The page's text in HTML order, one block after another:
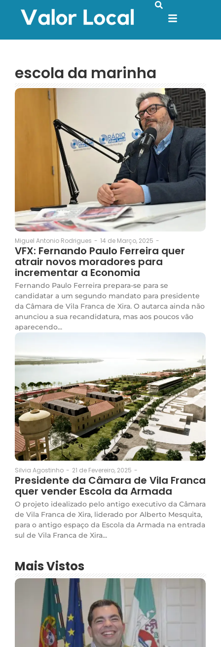
escola da marinha
Miguel Antonio Rodrigues - 14 de Março, 2025 -
VFX: Fernando Paulo Ferreira quer
atrair novos moradores para
incrementar a Economia
Fernando Paulo Ferreira prepara-se para se
candidatar a um segundo mandato para presidente
da Câmara de Vila Franca de Xira. O autarca ainda não
anunciou a sua recandidatura, mas aos poucos vão
aparecendo...
Silvia Agostinho - 21 de Fevereiro, 2025 -
Presidente da Câmara de Vila Franca
quer vender Escola da Armada
O projeto idealizado pelo antigo executivo da Câmara
de Vila Franca de Xira, liderado por Alberto Mesquita,
para o antigo espaço da Escola da Armada na entrada
sul de Vila Franca de Xira...
Mais Vistos